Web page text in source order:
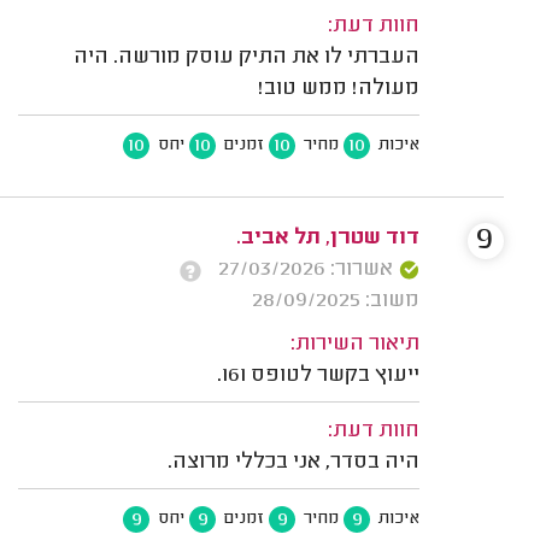
חוות דעת:
העברתי לו את התיק עוסק מורשה. היה
מעולה! ממש טוב!
איכות 10 מחיר 10 זמנים 10 יחס 10
דוד שטרן, תל אביב.
אשרור: 27/03/2026
משוב: 28/09/2025
תיאור השירות:
ייעוץ בקשר לטופס 161.
חוות דעת:
היה בסדר, אני בכללי מרוצה.
איכות 9 מחיר 9 זמנים 9 יחס 9
9